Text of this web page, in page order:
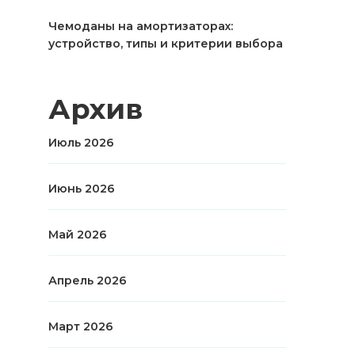
Чемоданы на амортизаторах:
устройство, типы и критерии выбора
Архив
Июль 2026
Июнь 2026
Май 2026
Апрель 2026
Март 2026